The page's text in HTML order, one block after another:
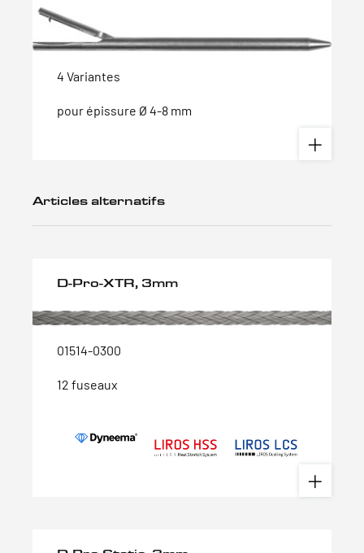
4 Variantes
pour épissure Ø 4-8 mm
Articles alternatifs
D-Pro-XTR, 3mm
01514-0300
12 fuseaux